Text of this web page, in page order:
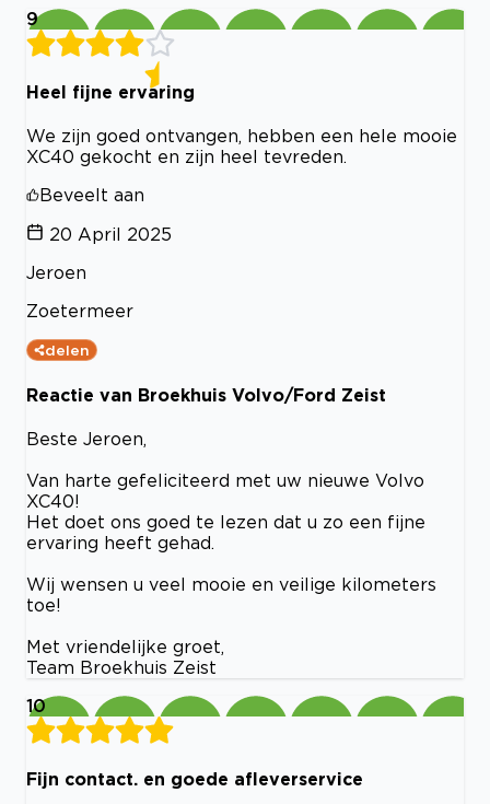
9
Heel fijne ervaring
We zijn goed ontvangen, hebben een hele mooie
XC40 gekocht en zijn heel tevreden.
Beveelt aan
20 April 2025
Jeroen
Zoetermeer
delen
Reactie van Broekhuis Volvo/Ford Zeist
Beste Jeroen,
Van harte gefeliciteerd met uw nieuwe Volvo
XC40!
Het doet ons goed te lezen dat u zo een fijne
ervaring heeft gehad.
Wij wensen u veel mooie en veilige kilometers
toe!
Met vriendelijke groet,
Team Broekhuis Zeist
10
Fijn contact. en goede afleverservice